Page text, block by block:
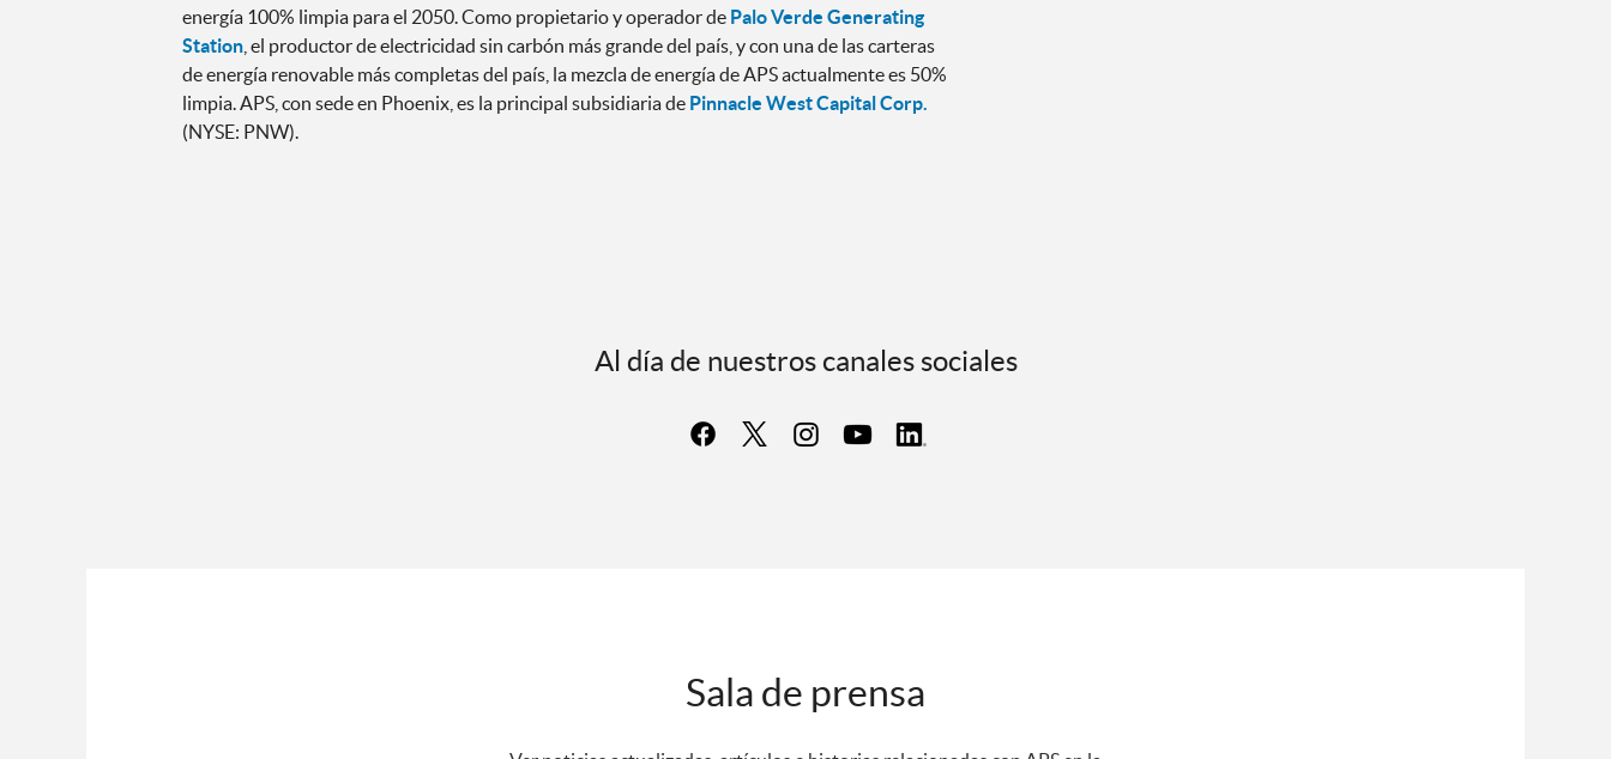
energía 100% limpia para el 2050. Como propietario y operador de Palo Verde Generating
Station , el productor de electricidad sin carbón más grande del país, y con una de las carteras
de energía renovable más completas del país, la mezcla de energía de APS actualmente es 50%
limpia. APS, con sede en Phoenix, es la principal subsidiaria de Pinnacle West Capital Corp.
(NYSE: PNW).
Al día de nuestros canales sociales
Sala de prensa